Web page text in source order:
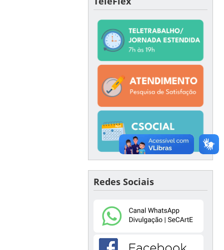
Redes Sociais